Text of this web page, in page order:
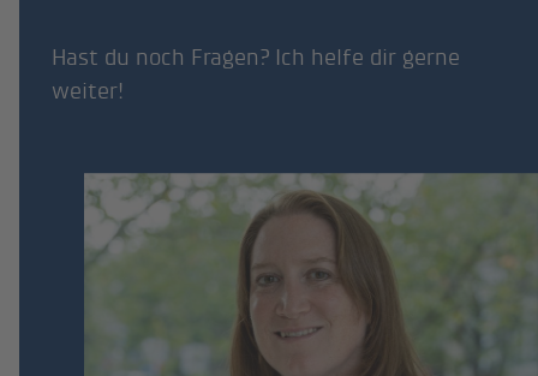
Hast du noch Fragen? Ich helfe dir gerne
weiter!